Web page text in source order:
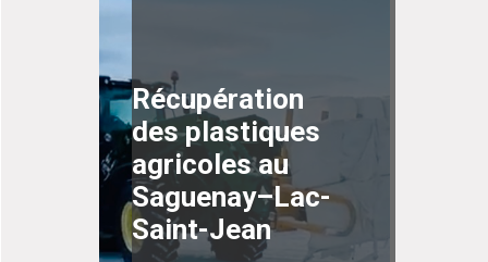
Récupération
des plastiques
agricoles au
Saguenay–Lac-
Saint-Jean